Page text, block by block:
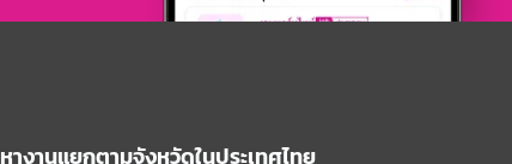
หางานแยกตามจังหวัดในประเทศไทย